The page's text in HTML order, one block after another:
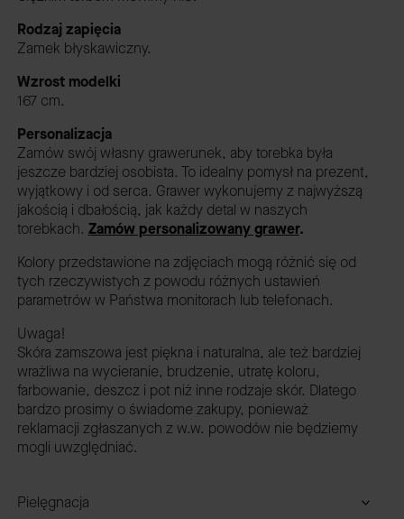
Rodzaj zapięcia
Zamek błyskawiczny.
Wzrost modelki
167 cm.
Personalizacja
Zamów swój własny grawerunek, aby torebka była
jeszcze bardziej osobista. To idealny pomysł na prezent,
wyjątkowy i od serca. Grawer wykonujemy z najwyższą
jakością i dbałością, jak każdy detal w naszych
torebkach. Zamów personalizowany grawer.
Kolory przedstawione na zdjęciach mogą różnić się od
tych rzeczywistych z powodu różnych ustawień
parametrów w Państwa monitorach lub telefonach.
Uwaga!
Skóra zamszowa jest piękna i naturalna, ale też bardziej
wrażliwa na wycieranie, brudzenie, utratę koloru,
farbowanie, deszcz i pot niż inne rodzaje skór. Dlatego
bardzo prosimy o świadome zakupy, ponieważ
reklamacji zgłaszanych z w.w. powodów nie będziemy
mogli uwzględniać.
Pielęgnacja